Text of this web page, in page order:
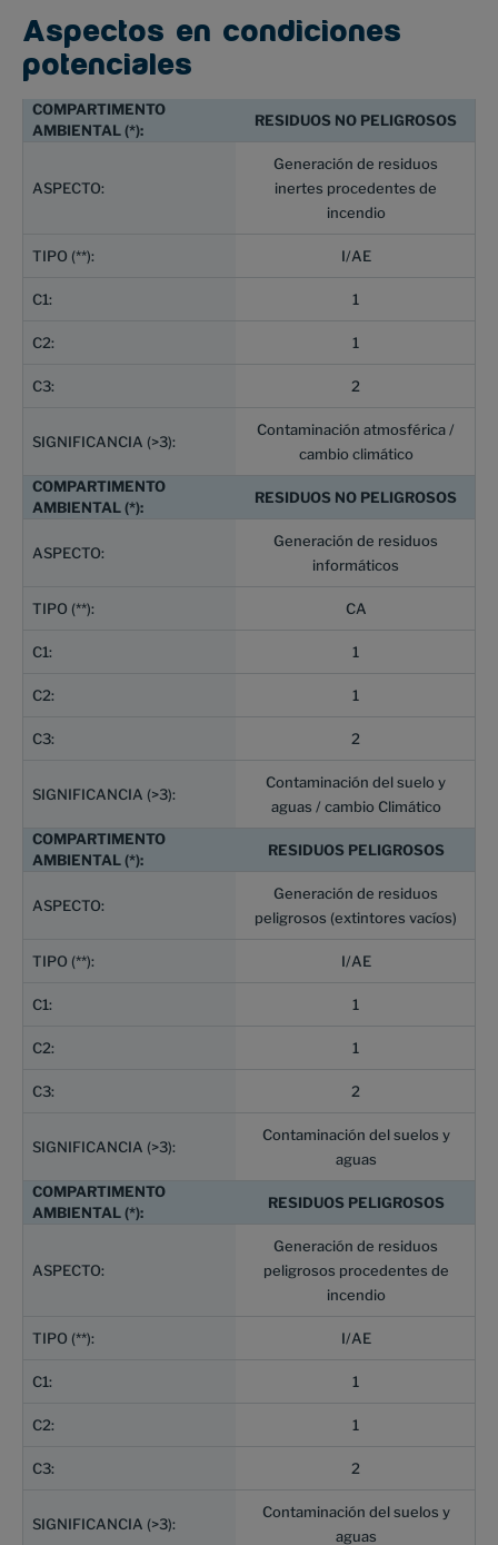
Aspectos en condiciones
potenciales
RESIDUOS NO PELIGROSOS
Generación de residuos
inertes procedentes de
incendio
I/AE
1
1
2
Contaminación atmosférica /
cambio climático
RESIDUOS NO PELIGROSOS
Generación de residuos
informáticos
CA
1
1
2
Contaminación del suelo y
aguas / cambio Climático
RESIDUOS PELIGROSOS
Generación de residuos
peligrosos (extintores vacíos)
I/AE
1
1
2
Contaminación del suelos y
aguas
RESIDUOS PELIGROSOS
Generación de residuos
peligrosos procedentes de
incendio
I/AE
1
1
2
Contaminación del suelos y
aguas